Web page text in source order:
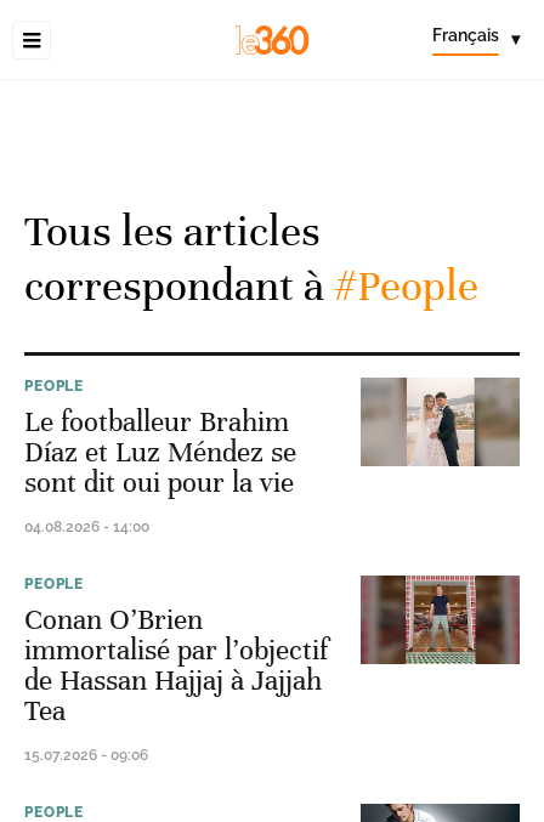
Français ▾
Tous les articles
correspondant à#People
PEOPLE
Le footballeur Brahim
Díaz et Luz Méndez se
sont dit oui pour la vie
04.08.2026 - 14:00
PEOPLE
Conan O’Brien
immortalisé par l’objectif
de Hassan Hajjaj à Jajjah
Tea
15.07.2026 - 09:06
PEOPLE